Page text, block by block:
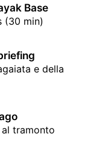
Base
(30 min)
e della
tramonto